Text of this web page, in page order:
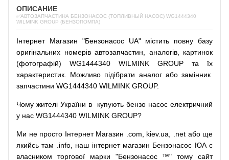
ОПИСАНИЕ
✅АВТОЗАПЧАСТИНА БЕНЗОНАСОС (ТОПЛИВНЫЙ НАСОС) WG1444340
WILMINK GROUP (БЕНЗОПОМПА)
Інтернет Магазин "Бензонасос UA" містить повну базу
оригінальних номерів автозапчастин аналогів,
картинок
(фотографій) WG1444340 WILMINK GROUP та їх
характеристик. Можливо підібрати аналог або замінник
запчастини WG1444340 WILMINK GROUP.
Чому жителі України в купують бензо насос електричний
у нас WG1444340 WILMINK GROUP?
Ми не просто Інтернет Магазин .com kiev.ua .net або ще
якийсь там .info, наш інтернет магазин Бензонасос ЮА є
власником
торгової марки "Бензонасос ™" тому
сайт